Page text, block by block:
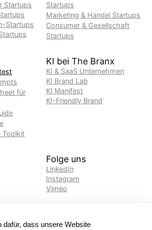
Startups
Startups
Startups
Marketing & Handel Startups
Consumer & Gesellschaft
Startups
für
Toolkit
KI bei The Branx
KI & SaaS Unternehmen
KI Brand Lab
KI Manifest
KI-Friendly Brand
Folge uns
LinkedIn
Instagram
Vimeo
dafür, dass unsere Website